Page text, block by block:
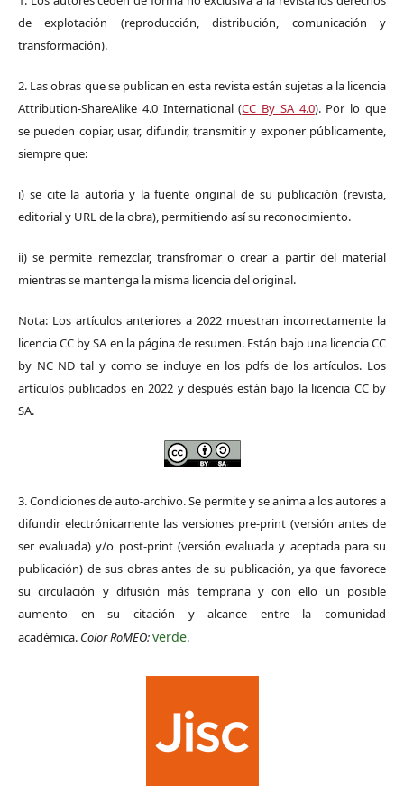
de explotación (reproducción, distribución, comunicación y
transformación).
2. Las obras que se publican en esta revista están sujetas a la licencia
Attribution-ShareAlike 4.0 International (CC By SA 4.0). Por lo que
se pueden copiar, usar, difundir, transmitir y exponer públicamente,
siempre que:
i) se cite la autoría y la fuente original de su publicación (revista,
editorial y URL de la obra), permitiendo así su reconocimiento.
ii) se permite remezclar, transfromar o crear a partir del material
mientras se mantenga la misma licencia del original.
Nota: Los artículos anteriores a 2022 muestran incorrectamente la
licencia CC by SA en la página de resumen. Están bajo una licencia CC
by NC ND tal y como se incluye en los pdfs de los artículos. Los
artículos publicados en 2022 y después están bajo la licencia CC by
SA.
3. Condiciones de auto-archivo. Se permite y se anima a los autores a
difundir electrónicamente las versiones pre-print (versión antes de
ser evaluada) y/o post-print (versión evaluada y aceptada para su
publicación) de sus obras antes de su publicación, ya que favorece
su circulación y difusión más temprana y con ello un posible
aumento en su citación y alcance entre la comunidad
académica. Color RoMEO:verde.